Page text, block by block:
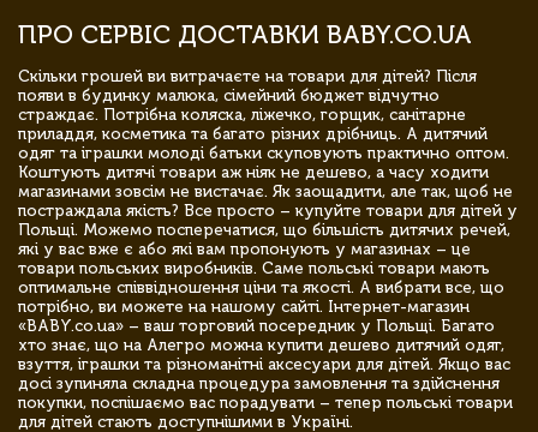
ПРО СЕРВІС ДОСТАВКИ BABY.CO.UA
Скільки грошей ви витрачаєте на товари для дітей? Після
появи в будинку малюка, сімейний бюджет відчутно
страждає. Потрібна коляска, ліжечко, горщик, санітарне
приладдя, косметика та багато різних дрібниць. А дитячий
одяг та іграшки молоді батьки скуповують практично оптом.
Коштують дитячі товари аж ніяк не дешево, а часу ходити
магазинами зовсім не вистачає. Як заощадити, але так, щоб не
постраждала якість? Все просто – купуйте товари для дітей у
Польщі. Можемо посперечатися, що більшість дитячих речей,
які у вас вже є або які вам пропонують у магазинах – це
товари польських виробників. Саме польські товари мають
оптимальне співвідношення ціни та якості. А вибрати все, що
потрібно, ви можете на нашому сайті. Інтернет-магазин
«BABY.co.ua» – ваш торговий посередник у Польщі. Багато
хто знає, що на Алегро можна купити дешево дитячий одяг,
взуття, іграшки та різноманітні аксесуари для дітей. Якщо вас
досі зупиняла складна процедура замовлення та здійснення
покупки, поспішаємо вас порадувати – тепер польські товари
для дітей стають доступнішими в Україні.